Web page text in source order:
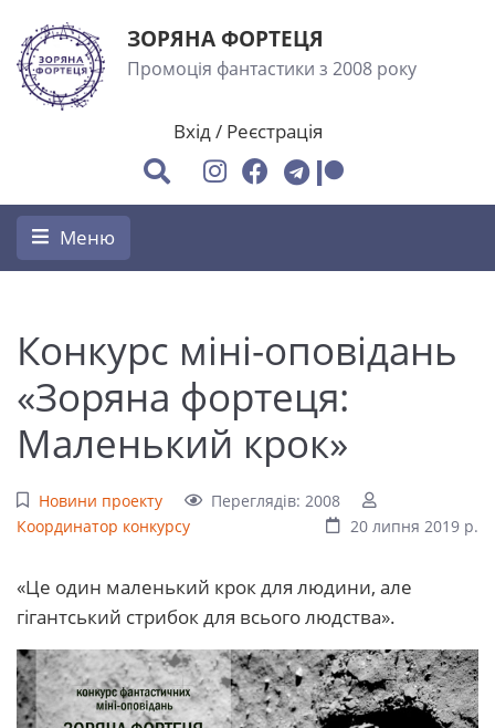
ЗОРЯНА ФОРТЕЦЯ
Промоція фантастики з 2008 року
Вхід/ Реєстрація
Меню
Конкурс міні-оповідань
«Зоряна фортеця:
Маленький крок»
Новини проекту
Переглядів: 2008
Координатор конкурсу
20 липня 2019 р.
«Це один маленький крок для людини, але
гігантський стрибок для всього людства».